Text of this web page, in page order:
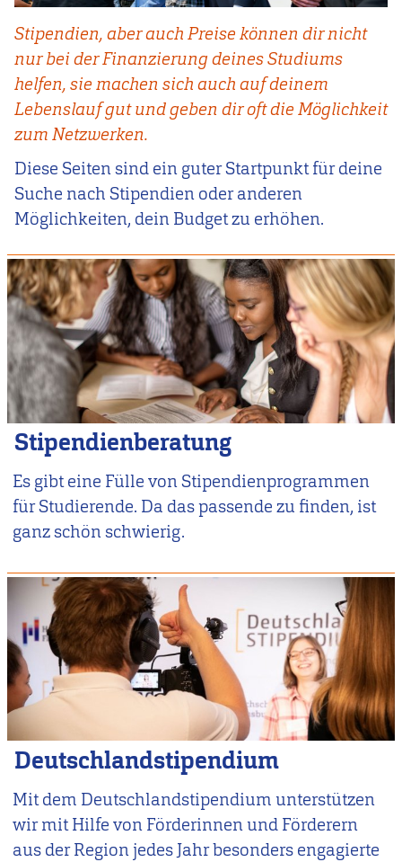
Stipendien, aber auch Preise können dir nicht
nur bei der Finanzierung deines Studiums
helfen, sie machen sich auch auf deinem
Lebenslauf gut und geben dir oft die Möglichkeit
zum Netzwerken.
Diese Seiten sind ein guter Startpunkt für deine
Suche nach Stipendien oder anderen
Möglichkeiten, dein Budget zu erhöhen.
Stipendienberatung
Es gibt eine Fülle von Stipendienprogrammen
für Studierende. Da das passende zu finden, ist
ganz schön schwierig.
Deutschlandstipendium
Mit dem Deutschlandstipendium unterstützen
wir mit Hilfe von Förderinnen und Förderern
aus der Region jedes Jahr besonders engagierte